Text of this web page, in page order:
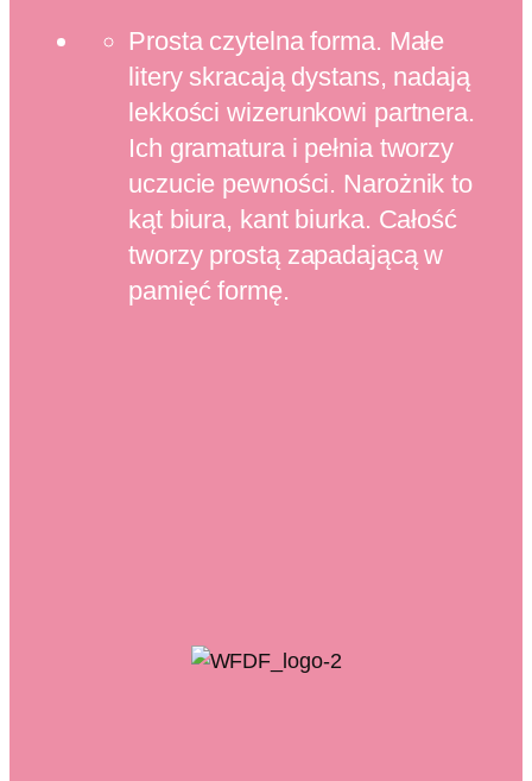
Prosta czytelna forma. Małe
litery skracają dystans, nadają
lekkości wizerunkowi partnera.
Ich gramatura i pełnia tworzy
uczucie pewności. Narożnik to
kąt biura, kant biurka. Całość
tworzy prostą zapadającą w
pamięć formę.